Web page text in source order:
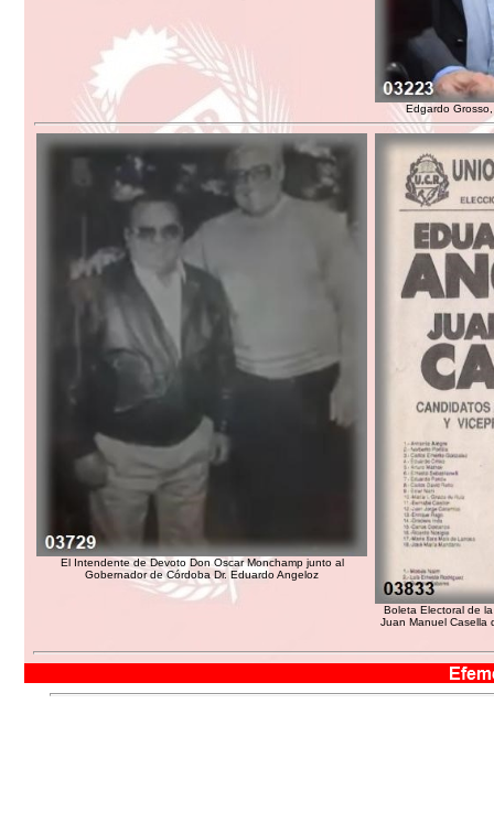
Edgardo
El Intendente de Devoto Don Oscar Monchamp junto al
Gobernador de Córdoba Dr. Eduardo Angeloz
Boleta Electoral de
Juan Manuel Casella